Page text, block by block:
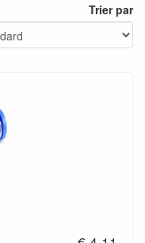
Trier par